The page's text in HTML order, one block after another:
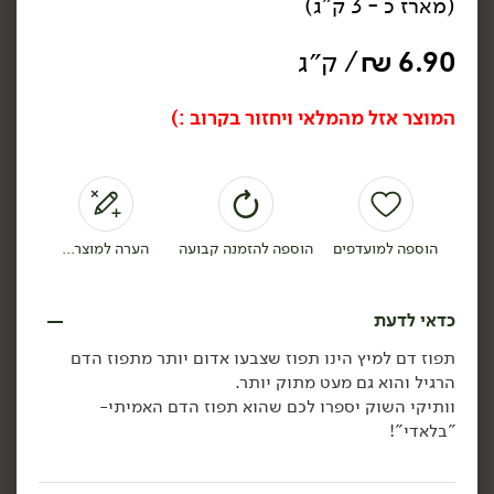
לדרך
1 ק״ג
4.99 ₪ ל-100 ק״ג
מגש פירות חתוכים
תוצרת
ישראל
(מארז כ - 3 ק"ג)
6.90
₪/ ק״ג
המוצר אזל מהמלאי ויחזור בקרוב :)
הוספה למועדפים הוספה להזמנה קבועה הערה למוצר...
כדאי לדעת
תפוז דם למיץ הינו תפוז שצבעו אדום יותר מתפוז הדם
הרגיל והוא גם מעט מתוק יותר.
וותיקי השוק יספרו לכם שהוא תפוז הדם האמיתי-
"בלאדי"!